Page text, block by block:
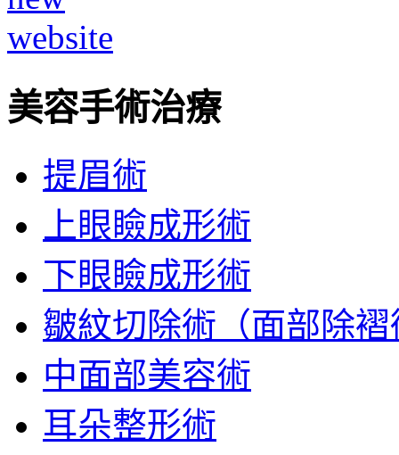
美容手術治療
提眉術
上眼瞼成形術
下眼瞼成形術
皺紋切除術（面部除褶
中面部美容術
耳朵整形術